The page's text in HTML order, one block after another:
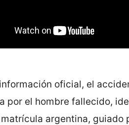
oficial, el
por el hombre fallecido,
argentina, guiado